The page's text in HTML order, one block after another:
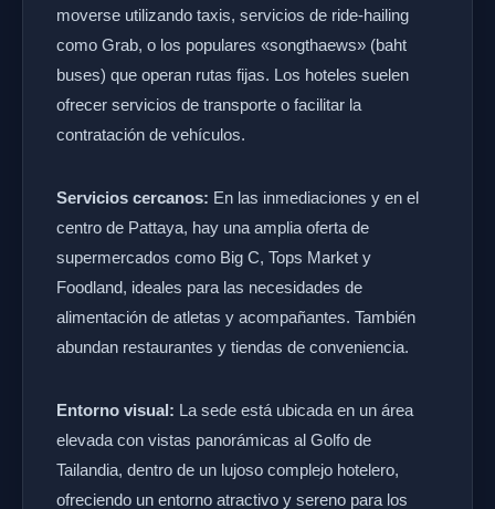
moverse utilizando taxis, servicios de ride-hailing
como Grab, o los populares «songthaews» (baht
buses) que operan rutas fijas. Los hoteles suelen
ofrecer servicios de transporte o facilitar la
contratación de vehículos.
Servicios cercanos: En las inmediaciones y en el
centro de Pattaya, hay una amplia oferta de
supermercados como Big C, Tops Market y
Foodland, ideales para las necesidades de
alimentación de atletas y acompañantes. También
abundan restaurantes y tiendas de conveniencia.
Entorno visual: La sede está ubicada en un área
elevada con vistas panorámicas al Golfo de
Tailandia, dentro de un lujoso complejo hotelero,
ofreciendo un entorno atractivo y sereno para los